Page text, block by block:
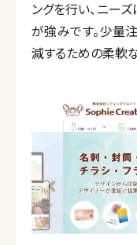
ングを行い、ニー
が強みです。少量
減するための柔軟